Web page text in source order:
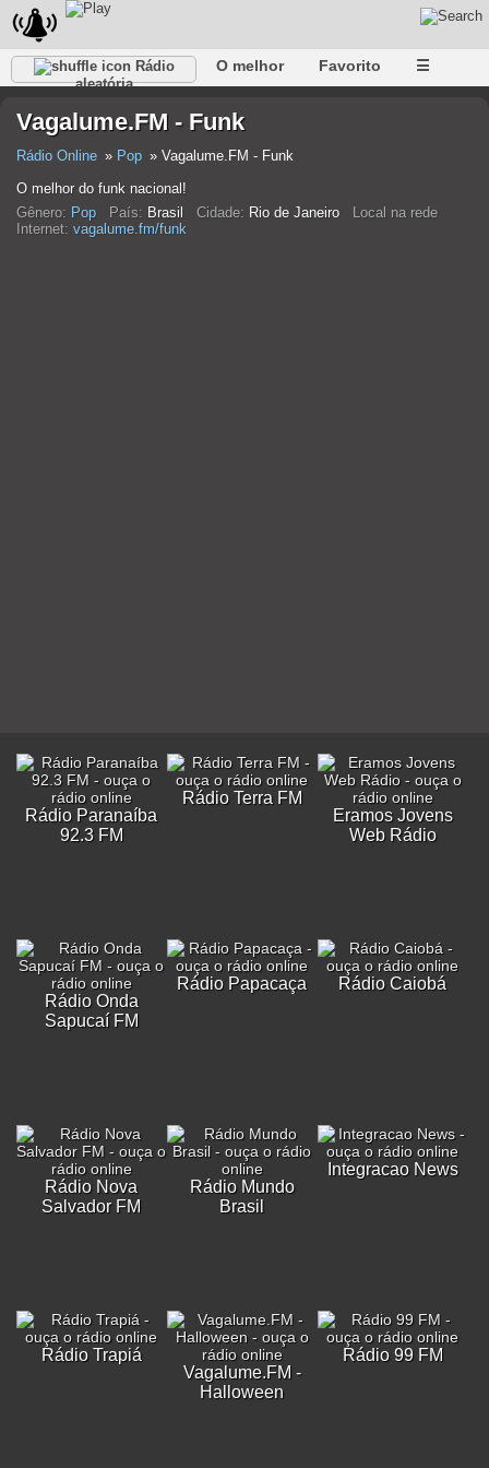
Rádio
aleatória
O melhor Favorito ☰
Vagalume.FM - Funk
Rádio Online Pop
Vagalume.FM - Funk
O melhor do funk nacional!
Gênero: Pop País: Brasil Cidade: Rio de Janeiro
Local na rede
Internet: vagalume.fm/funk
Rádio Paranaíba
92.3 FM
Rádio Terra FM
Eramos Jovens
Web Rádio
Rádio Onda
Sapucaí FM
Rádio Papacaça Rádio Caiobá
Rádio Nova
Salvador FM
Rádio Mundo
Brasil
Integracao News
Rádio Trapiá
Vagalume.FM -
Halloween
Rádio 99 FM